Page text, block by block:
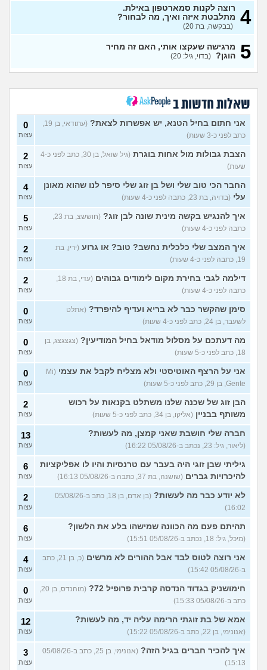
ממשכורת של עשר אלף נטו?
(קוקי, בת 27)
בן 36 וחושש לצאת מהבית של
לקנות בית בעתיד, מה לעשות?
(דניאללל, בן 36)
11
חושב על לקנות רכב חדש כי
לעשות? (חמוד, בן 20)
איך מושכים כסף מהפנסיה
לפני גיל פרישה? (א, בת 26) עצות
במידה ואני לא משלם אגרת
טסט לרכב חדש 2023, מה
קורה בעצם?
7
עצות
המצב פה לא טוב בכלל ולא
רואה כאן עתיד, חושב לרדת
מהארץ, מה אתם אומרים?
(Itay, בן 20)
20
עצות
אני לא עובדת עכשיו ואין לי
כסף אבל בא לי ממש לטוס,
מה לעשות? לרדת מזה?
(אנונימית, בת 29)
18
עצות
קיבלתי קנס מוגדל בתחבורה
ציבורית למרות ששילמתי
בחופשי חודשי, יש טעם
בערעור נוסף? (אביגיל, בת 41)
6
עצות
רוצה לעשות ניתוח אף אצל
מנתח פרטי אבל זה יקר מידי,
עדיף לוותר על החלום?
9
גם בחול צריך לתת טיפים
לכולם?
(., בת 16)
11
עצות
לקנות דירה (כנראה
שלהשקעה) בצפון?
6
עצות
עוד שאלות חדשות במדור
4 רוצה לקנות סמארטפון באילת.
מתלבטת איזה ואיך, מה לבחור?
(בבקשה, בת 20)
5
מרגישה שעקצו אותי, האם זה מחיר
הוגן? (בדוי, גיל: 20)
שאלות חדשות ב
אני חתום בחיל הטנא, יש אפשרות לצאת?
(עתודאי, בן 19,
כתב לפני כ-3 שעות)
0
עצות
הצבת גבולות מול אחות בוגרת
(גיל שואל, בן 30, כתב לפני כ-4
שעות)
2
עצות
החבר הכי טוב שלי ושל בן זוג שלי סיפר לנו שהוא מאונן
עלי (בדויה, בת 23, כתבה לפני כ-4 שעות)
4
עצות
איך להנגיש בקשה מינית שונה לבן זוג?
(חוששצ, בת 23,
כתבה לפני כ-4 שעות)
5
עצות
איך המצב שלי כלכלית נחשב? טוב? או גרוע (ירין, בת
19, כתבה לפני כ-4 שעות)
2
עצות
דילמה לגבי בחירת מקום לימודים גבוהים
(עדי, בת 18,
כתבה לפני כ-4 שעות)
2
עצות
סימן שהקשר כבר לא בריא ועדיף להיפרד? (אתלט
לשעבר, בן 24, כתב לפני כ-4 שעות)
0
עצות
מה דעתכם על מסלול מודאל בחיל המודיעין? (צגצגצג, בן
18, כתב לפני כ-5 שעות)
0
עצות
אני על הרצף האוטיסטי ולא מצליח לקבל את עצמי
(Mi
Gente, בן 29, כתב לפני כ-5 שעות)
0
עצות
הבן זוג של שכנה שלנו משתלט בקנאות על רכוש
משותף בבניין (אליקו, בן 34, כתב לפני כ-5 שעות)
2
עצות
חברה שלי חושבת שאני קמצן, מה לעשות?
(ליאור, גיל: 23, נכתב ב-05/08/26 16:22)
13
עצות
גיליתי שבן זוגי היה בעבר עם טרנסיות והיו לו אפליקציות
להיכרויות גברים (שושנה, בת 37, כתבה ב-05/08/26 16:13)
6
עצות
לא יודע כבר מה לעשות?
(בן אדם, בן 18, כתב ב-05/08/26
16:02)
2
עצות
תהיתם פעם מה הכוונה שמישהו בלע את הלשון?
(מיכל, גיל: 18, נכתב ב-05/08/26 15:51)
6
עצות
אני רוצה לטוס לבד אבל ההורים לא מרשים
(כ, בן 21, כתב
ב-05/08/26 15:42)
4
עצות
חימושניק בגדוד הנדסה קרבית פרופיל 72?
(מוהנדס, בן 20,
כתב ב-05/08/26 15:33)
0
עצות
אמא של בת זוגתי הרימה עליה יד, מה לעשות?
(אנונימי, בן 22, כתב ב-05/08/26 15:22)
12
עצות
איך להכיר חברים בגיל הזה?
(אנונימי, בן 25, כתב ב-05/08/26
15:13)
3
עצות